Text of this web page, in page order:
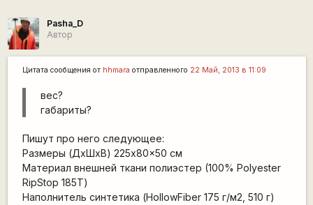
Pasha_D
Автор
Цитата сообщения от hhmara отправленного 22 Май, 2013 в 11:09
вес?
габариты?
Пишут про него следующее:
Размеры (ДхШхВ) 225x80x50 см
Материал внешней ткани полиэстер (100% Polyester
RipStop 185Т)
Наполнитель синтетика (HollowFiber 175 г/м2, 510 г)